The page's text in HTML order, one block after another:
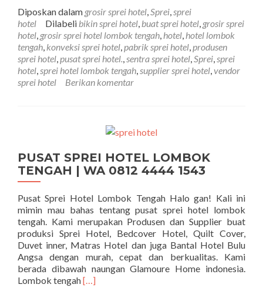
Diposkan dalam grosir sprei hotel Sprei sprei
hotel
Dilabeli bikin sprei hotel buat sprei hotel grosir sprei
hotel grosir sprei hotel lombok tengah hotel hotel lombok
tengah konveksi sprei hotel pabrik sprei hotel produsen
sprei hotel pusat sprei hotel. sentra sprei hotel Sprei sprei
hotel sprei hotel lombok tengah supplier sprei hotel vendor
sprei hotel
Berikan komentar
PUSAT SPREI HOTEL LOMBOK
TENGAH | WA 0812 4444 1543
Pusat Sprei Hotel Lombok Tengah Halo gan! Kali ini
mimin mau bahas tentang pusat sprei hotel lombok
tengah. Kami merupakan Produsen dan Supplier buat
produksi Sprei Hotel, Bedcover Hotel, Quilt Cover,
Duvet inner, Matras Hotel dan juga Bantal Hotel Bulu
Angsa dengan murah, cepat dan berkualitas. Kami
berada dibawah naungan Glamoure Home indonesia.
Lombok tengahSelengkapnya tentangPUSAT SPREI
[…]